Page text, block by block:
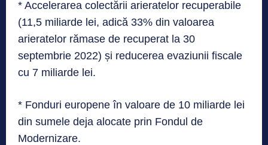
* Accelerarea colectării arieratelor recuperabile
(11,5 miliarde lei, adică 33% din valoarea
arieratelor rămase de recuperat la 30
septembrie 2022) și reducerea evaziunii fiscale
cu 7 miliarde lei.
* Fonduri europene în valoare de 10 miliarde lei
din sumele deja alocate prin Fondul de
Modernizare.